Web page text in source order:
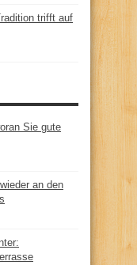
trifft auf
Sie gute
an den